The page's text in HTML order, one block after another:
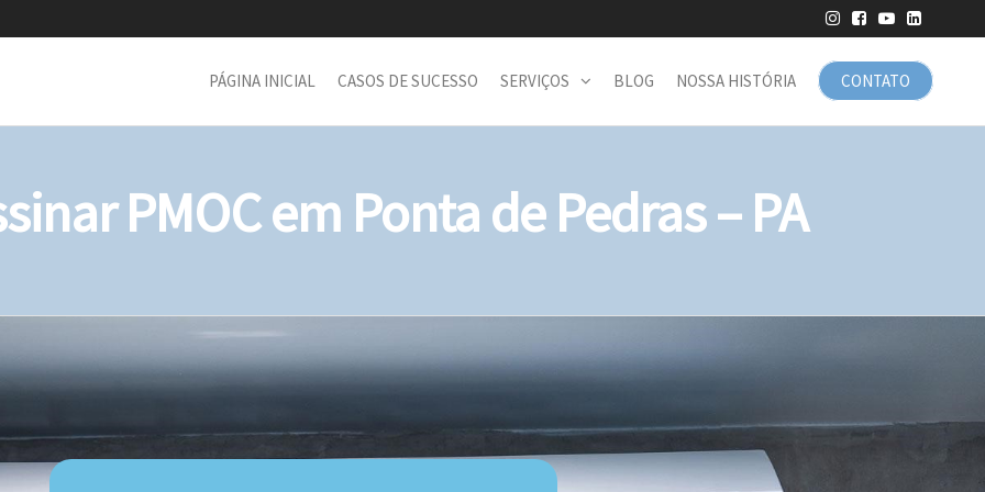
CONTATO
PÁGINA INICIAL CASOS DE SUCESSO SERVIÇOS BLOG NOSSA HISTÓRIA
PMOC em Ponta de Pedras – PA